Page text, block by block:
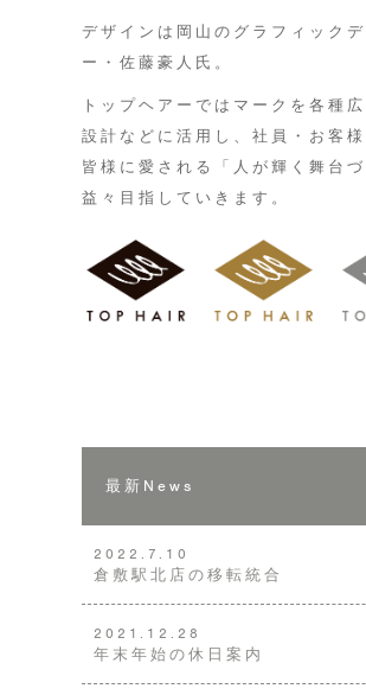
デザインは岡山のグラフィック
ー・佐藤豪人氏。
トップヘアーではマークを各種
設計などに活用し、社員・お客
皆様に愛される「人が輝く舞台
益々目指していきます。
最新News
2022.7.10
倉敷駅北店の移転統合
2021.12.28
年末年始の休日案内